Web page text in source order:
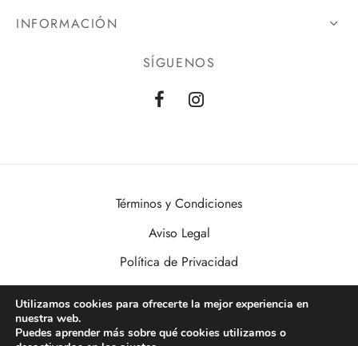
INFORMACIÓN
SÍGUENOS
Términos y Condiciones
Aviso Legal
Política de Privacidad
Política de Cookies
VisualDomo | Imagen, Sonido, Informática, Domótica y Seguridad al
alcance de todos. Desde Valencia a toda España.
Utilizamos cookies para ofrecerte la mejor experiencia en
nuestra web.
Puedes aprender más sobre qué cookies utilizamos o